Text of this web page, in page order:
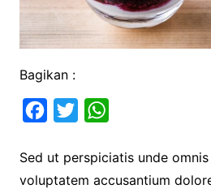
Bagikan :
c
e
i
t
a
t
Sed ut perspiciatis unde
voluptatem accusantium